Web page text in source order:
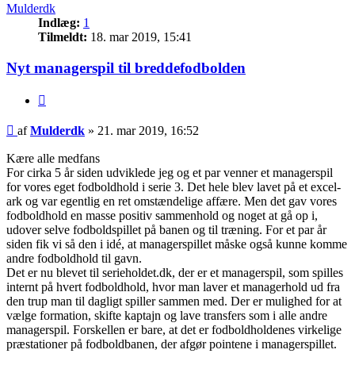
Mulderdk
Indlæg: 1
Tilmeldt: 18. mar 2019, 15:41
Nyt managerspil til breddefodbolden
Indlæg
afMulderdk » 21. mar 2019, 16:52
Kære alle medfans
For cirka 5 år siden udviklede jeg og et par venner et managerspil
for vores eget fodboldhold i serie 3. Det hele blev lavet på et excel-
ark og var egentlig en ret omstændelige affære. Men det gav vores
fodboldhold en masse positiv sammenhold og noget at gå op i,
udover selve fodboldspillet på banen og til træning. For et par år
siden fik vi så den i idé, at managerspillet måske også kunne komme
andre fodboldhold til gavn.
Det er nu blevet til serieholdet.dk, der er et managerspil, som spilles
internt på hvert fodboldhold, hvor man laver et managerhold ud fra
den trup man til dagligt spiller sammen med. Der er mulighed for at
vælge formation, skifte kaptajn og lave transfers som i alle andre
managerspil. Forskellen er bare, at det er fodboldholdenes virkelige
præstationer på fodboldbanen, der afgør pointene i managerspillet.